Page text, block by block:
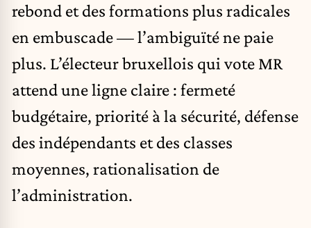
rebond et des formations plus radicales
en embuscade — l’ambiguïté ne paie
plus. L’électeur bruxellois qui vote MR
attend une ligne claire : fermeté
budgétaire, priorité à la sécurité, défense
des indépendants et des classes
moyennes, rationalisation de
l’administration.